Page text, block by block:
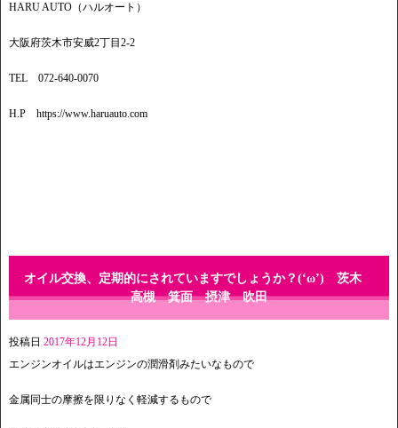
HARU AUTO（ハルオート）
大阪府茨木市安威2丁目2-2
TEL 072-640-0070
H.P https://www.haruauto.com
オイル交換、定期的にされていますでしょうか？(‘ω’) 茨木
高槻 箕面 摂津 吹田
投稿日 2017年12月12日
エンジンオイルはエンジンの潤滑剤みたいなもので
金属同士の摩擦を限りなく軽減するもので